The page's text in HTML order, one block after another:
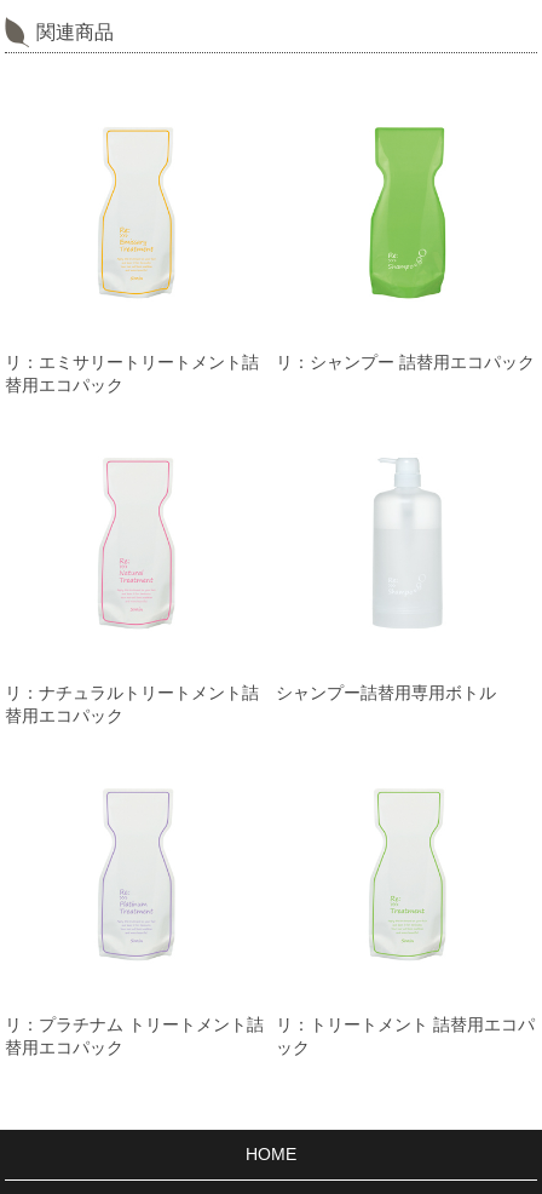
関連商品
リ：エミサリートリートメント詰
替用エコパック
リ：シャンプー 詰替用エコパック
リ：ナチュラルトリートメント詰
替用エコパック
シャンプー詰替用専用ボトル
リ：プラチナム トリートメント詰
替用エコパック
リ：トリートメント 詰替用エコパ
ック
HOME